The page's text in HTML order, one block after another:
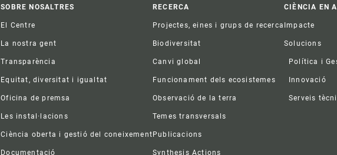
Footer
SOBRE NOSALTRES
El Centre
La nostra gent
Transparència
Equitat, diversitat i igualtat
Oficina de premsa
Les instal·lacions
Ciència oberta i gestió del coneixement
Documentació
RECERCA
Projectes, eines i grups de recerca
Biodiversitat
Canvi global
Funcionament dels ecosistemes
Observació de la terra
Temes transversals
Publicacions
Synthesis Actions
CIÈNCIA EN
Impacte
Solucions
Política i
Innovació
Serveis